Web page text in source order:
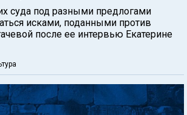
суда под разными предлогами
исками, поданными против
после ее интервью Екатерине